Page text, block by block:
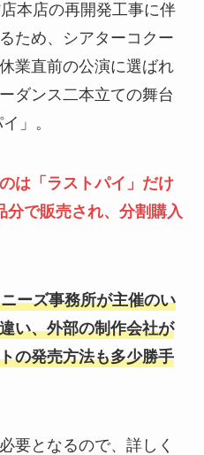
本店の再開発工事に伴
ため、シアターコクー
業直前の公演に選ばれ
ダンス二本立ての舞台
」。
は「ラストパイ」だけ
分で販売され、分割購入
ーズ事務所が主催のい
い、外部の制作会社が
の発売方法も多少勝手
要となるので、詳しく